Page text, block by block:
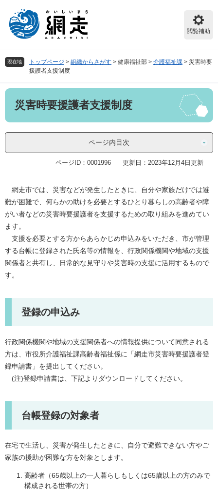
頭
で
飛
ば
へ
閲覧補助
現在地 トップページ > 組織からさがす > 健康福祉部 > 介護福祉課 > 災害時要
援護者支援制度
本
災害時要援護者支援制度
ページ内目次
ページID：0001996 更新日：2023年12月4日更新
網走市では、災害などが発生したときに、自分や家族だけでは避
難が困難で、何らかの助けを必要とするひとり暮らしの高齢者や障
がい者などの災害時要援護者を支援するための取り組みを進めてい
ます。
支援を必要とする方からあらかじめ申込みをいただき、市が管理
する台帳に登録された氏名等の情報を、行政関係機関や地域の支援
関係者と共有し、日常的な見守りや災害時の支援に活用するもので
す。
登録の申込み
行政関係機関や地域の支援関係者への情報提供について同意される
方は、市役所介護福祉課高齢者福祉係に「網走市災害時要援護者登
録申請書」を提出してください。
(注)登録申請書は、下記よりダウンロードしてください。
台帳登録の対象者
在宅で生活し、災害が発生したときに、自分で避難できない方やご
家族の援助が困難な方を対象とします。
高齢者（65歳以上の一人暮らしもしくは65歳以上の方のみで
構成される世帯の方）